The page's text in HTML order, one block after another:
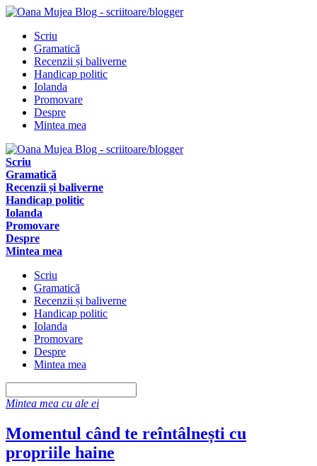
Scriu
Gramatică
Recenzii și baliverne
Handicap politic
Iolanda
Promovare
Despre
Mintea mea
Scriu
Gramatică
Recenzii și baliverne
Handicap politic
Iolanda
Promovare
Despre
Mintea mea
Scriu
Gramatică
Recenzii și baliverne
Handicap politic
Iolanda
Promovare
Despre
Mintea mea
Mintea mea cu ale ei
Momentul când te reîntâlnești cu
propriile haine